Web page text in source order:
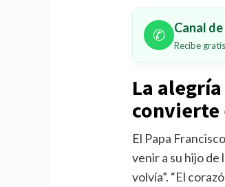
✆ Canal
Recibe
La
convierte
El Papa
venir a su hijo de
volvía”. “El